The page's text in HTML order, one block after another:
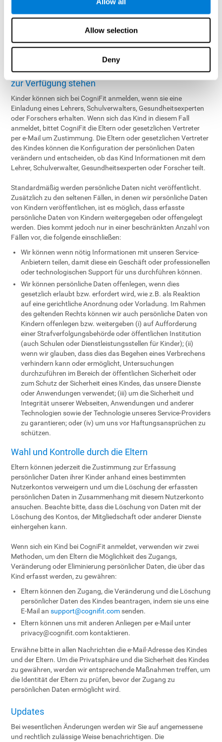
Allow selection
Deny
CogniFit, Inc.
Attn: Rechtsabteilung (Datenschutzrichtlinie)
600 California Street, 11. Etage
San Francisco, CA 94108, USA
Wann die erfassten Daten der Kinder für andere
zur Verfügung stehen
Kinder können sich bei CogniFit anmelden, wenn sie eine
Einladung eines Lehrers, Schulverwalters, Gesundheitsexperten
oder Forschers erhalten. Wenn sich das Kind in diesem Fall
anmeldet, bittet CogniFit die Eltern oder gesetzlichen Vertreter
per e-Mail um Zustimmung. Die Eltern oder gesetzlichen Vertreter
des Kindes können die Konfiguration der persönlichen Daten
verändern und entscheiden, ob das Kind Informationen mit dem
Lehrer, Schulverwalter, Gesundheitsexperten oder Forscher teilt.
Standardmäßig werden persönliche Daten nicht veröffentlicht.
Zusätzlich zu den seltenen Fällen, in denen wir persönliche Daten
von Kindern veröffentlichen, ist es möglich, dass erfasste
persönliche Daten von Kindern weitergegeben oder offengelegt
werden. Dies kommt jedoch nur in einer beschränkten Anzahl von
Fällen vor, die folgende einschließen:
Wir können wenn nötig Informationen mit unseren Service-
Anbietern teilen, damit diese ein Geschäft oder professionellen
oder technologischen Support für uns durchführen können.
Wir können persönliche Daten offenlegen, wenn dies
gesetzlich erlaubt bzw. erfordert wird, wie z.B. als Reaktion
auf eine gerichtliche Anordnung oder Vorladung. Im Rahmen
des geltenden Rechts können wir auch persönliche Daten von
Kindern offenlegen bzw. weitergeben (i) auf Aufforderung
einer Strafverfolgungsbehörde oder öffentlichen Institution
(auch Schulen oder Dienstleistungsstellen für Kinder); (ii)
wenn wir glauben, dass dies das Begehen eines Verbrechens
verhindern kann oder ermöglicht, Untersuchungen
durchzuführen im Bereich der öffentlichen Sicherheit oder
zum Schutz der Sicherheit eines Kindes, das unsere Dienste
oder Anwendungen verwendet; (iii) um die Sicherheit und
Integrität unserer Webseiten, Anwendungen und anderer
Technologien sowie der Technologie unseres Service-Providers
zu garantieren; oder (iv) um uns vor Haftungsansprüchen zu
schützen.
Wahl und Kontrolle durch die Eltern
Eltern können jederzeit die Zustimmung zur Erfassung
persönlicher Daten ihrer Kinder anhand eines bestimmten
Nutzerkontos verweigern und um die Löschung der erfassten
persönlichen Daten in Zusammenhang mit diesem Nutzerkonto
ansuchen. Beachte bitte, dass die Löschung von Daten mit der
Löschung des Kontos, der Mitgliedschaft oder anderer Dienste
einhergehen kann.
Wenn sich ein Kind bei CogniFit anmeldet, verwenden wir zwei
Methoden, um den Eltern die Möglichkeit des Zugangs,
Veränderung oder Eliminierung persönlicher Daten, die über das
Kind erfasst werden, zu gewähren:
Eltern können den Zugang, die Veränderung und die Löschung
persönlicher Daten des Kindes beantragen, indem sie uns eine
E-Mail ansupport@cognifit.com senden.
Eltern können uns mit anderen Anliegen per e-Mail unter
privacy@cognifit.com kontaktieren.
Erwähne bitte in allen Nachrichten die e-Mail-Adresse des Kindes
und der Eltern. Um die Privatsphäre und die Sicherheit des Kindes
zu gewähren, werden wir entsprechende Maßnahmen treffen, um
die Identität der Eltern zu prüfen, bevor der Zugang zu
persönlichen Daten ermöglicht wird.
Updates
Bei wesentlichen Änderungen werden wir Sie auf angemessene
und rechtlich zulässige Weise benachrichtigen. Die